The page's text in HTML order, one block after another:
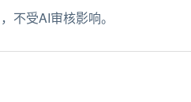
，不受AI审核影响。